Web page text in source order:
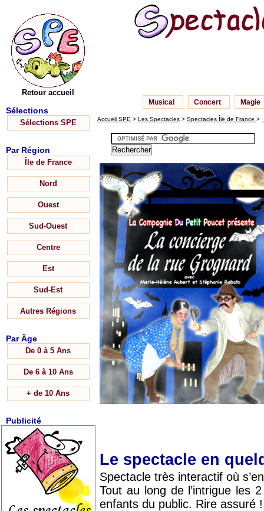
Retour accueil
Sélections
Sélections SPE
Par Région
Île de France
Nord
Ouest
Sud-Ouest
Centre
Est
Sud-Est
Autres Régions
Par Âge
De 0 à 5 Ans
De 6 à 10 Ans
+ de 10 Ans
Publicité
Musical Concert Magie
Accueil SPE > Les Spectacles > Spectacles Île de France >
Le spectacle en
Spectacle très interactif où
Tout au long de l’intrigue les
enfants du public. Rire assuré !